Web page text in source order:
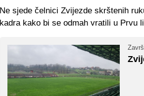
Ne sjede čelnici Zvijezde skrštenih
kadra kako bi se odmah vratili u Prvu